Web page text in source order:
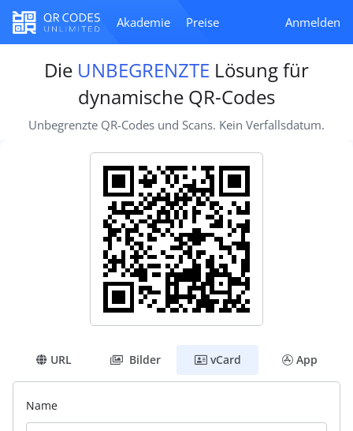
Akademie Preise Anmelden
Die UNBEGRENZTE Lösung für
dynamische QR-Codes
Unbegrenzte QR-Codes und Scans. Kein Verfallsdatum.
URL Bilder vCard App
Name